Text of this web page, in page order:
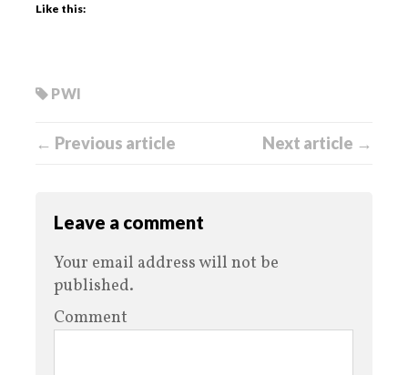
Like this:
PWI
← Previous article Next article →
Leave a comment
Your email address will not be
published.
Comment